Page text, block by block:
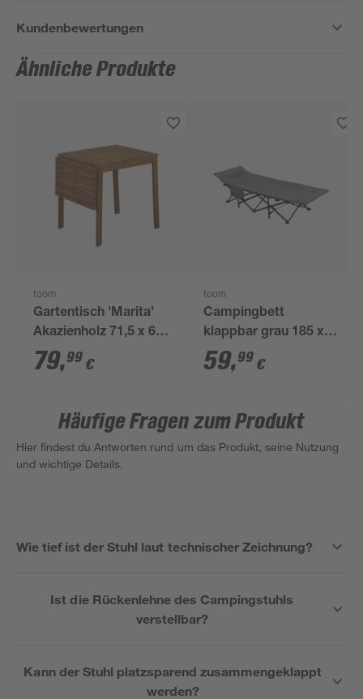
Kundenbewertungen
Ähnliche Produkte
toom
Gartentisch 'Marita'
Akazienholz 71,5 x 65
x 75 cm
79,99 €
toom
Campingbett
klappbar grau 185 x
67 x 38 cm
59,99 €
Häufige Fragen zum Produkt
Hier findest du Antworten rund um das Produkt, seine Nutzung
und wichtige Details.
Wie tief ist der Stuhl laut technischer Zeichnung?
Ist die Rückenlehne des Campingstuhls
verstellbar?
Kann der Stuhl platzsparend zusammengeklappt
werden?